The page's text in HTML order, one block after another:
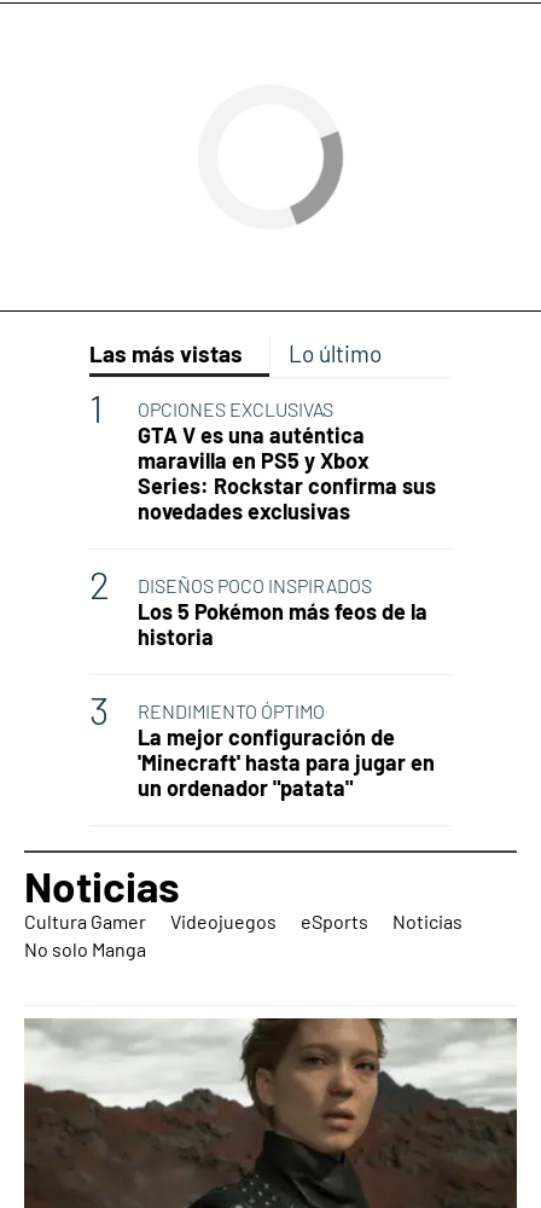
Las más vistas Lo último
OPCIONES EXCLUSIVAS
GTA V es una auténtica
maravilla en PS5 y Xbox
Series: Rockstar confirma sus
novedades exclusivas
DISEÑOS POCO INSPIRADOS
Los 5 Pokémon más feos de la
historia
RENDIMIENTO ÓPTIMO
La mejor configuración de
'Minecraft' hasta para jugar en
un ordenador "patata"
Noticias
Cultura Gamer Videojuegos eSports
Noticias
No solo Manga